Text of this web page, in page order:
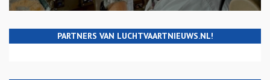
PARTNERS VAN LUCHTVAARTNIEUWS.NL!